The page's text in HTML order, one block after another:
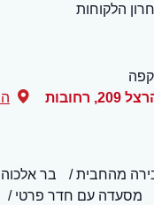
209
, רחובות
מהחבית בר
מסעדה עם חדר פרטי